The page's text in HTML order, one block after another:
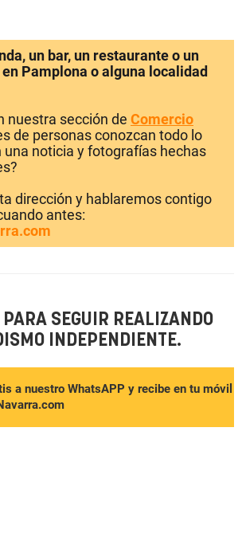
un bar, un restaurante o un
Pamplona o alguna localidad
nuestra sección de Comercio
de personas conozcan todo lo
una noticia y fotografías hechas
dirección y hablaremos contigo
antes:
SEGUIR REALIZANDO
INDEPENDIENTE.
a nuestro WhatsAPP y recibe en tu móvil